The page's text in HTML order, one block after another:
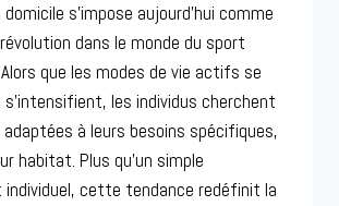
s’impose aujourd’hui comme
dans le monde du sport
que les modes de vie actifs se
les individus cherchent
à leurs besoins spécifiques,
habitat. Plus qu’un simple
cette tendance redéfinit la